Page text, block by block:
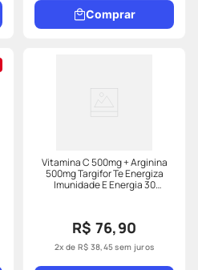
Comprar
Vitamina C 500mg + Arginina
500mg Targifor Te Energiza
Imunidade E Energia 30
R$ 76,90
2x de R$ 38,45sem juros